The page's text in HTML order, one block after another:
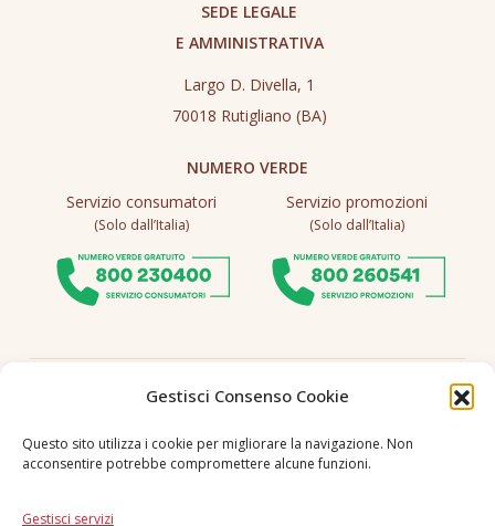
Gestisci Consenso Cookie
Questo sito utilizza i cookie per migliorare la navigazione. Non
acconsentire potrebbe compromettere alcune funzioni.
Gestisci servizi
SEDE LEGALE
E AMMINISTRATIVA
Largo D. Divella, 1
70018 Rutigliano (BA)
NUMERO VERDE
Servizio consumatori
(Solo dall’Italia)
Servizio promozioni
(Solo dall’Italia)
Seguici